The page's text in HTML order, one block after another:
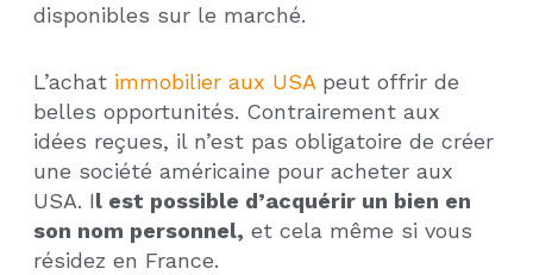
disponibles sur le marché.
L’achat immobilier aux USA peut offrir de
belles opportunités. Contrairement aux
idées reçues, il n’est pas obligatoire de créer
une société américaine pour acheter aux
USA. Il est possible d’acquérir un bien en
son nom personnel, et cela même si vous
résidez en France.